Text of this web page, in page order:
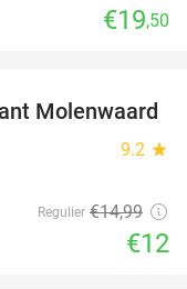
€19,50
20%
Molenwaard
9.2 star
Regulier €14,99
€12